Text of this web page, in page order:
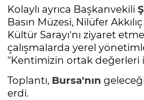
Kolaylı ayrıca Başkanvekili
Basın Müzesi, Nilüfer
Kültür Sarayı'nı ziyaret
çalışmalarda yerel
"Kentimizin ortak değerleri
Toplantı, Bursa'nın
erdi.